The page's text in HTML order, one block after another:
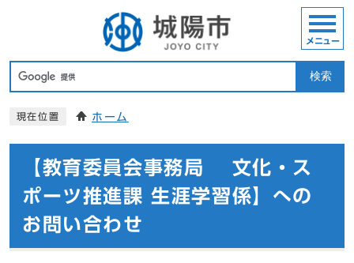
検索
メニュー
現在位置 ホーム
【教育委員会事務局 文化・ス
ポーツ推進課 生涯学習係】への
お問い合わせ